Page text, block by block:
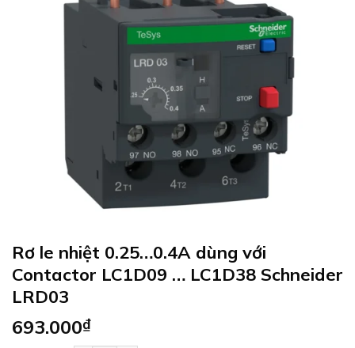
Rơ le nhiệt 0.25…0.4A dùng với
Contactor LC1D09 … LC1D38 Schneider
LRD03
693.000₫